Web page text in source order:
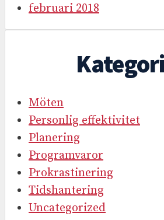
februari 2018
Möten
Personlig effektivitet
Planering
Programvaror
Prokrastinering
Tidshantering
Uncategorized